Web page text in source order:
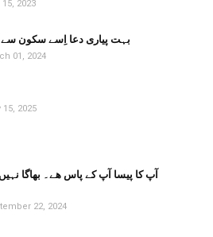
15, 2023
بہت پیاری دعا اِسے سکون سے
01, 2024
15, 2025
آپ کا پیسا آپ کے پاس ھے۔ بھاگا
22, 2024